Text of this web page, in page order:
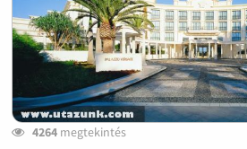
4264megtekintés